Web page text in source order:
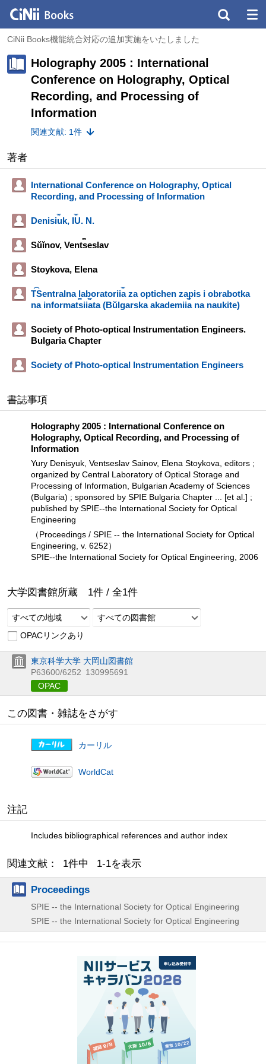
CiNii Books機能統合対応の追加実施をいたしました
Holography 2005 : International
Conference on Holography, Optical
Recording, and Processing of
Information
関連文献: 1件
著者
International Conference on Holography, Optical
Recording, and Processing of Information
Denisi︠u︡k, I︠U︡. N.
Sŭĭnov, Vent︠s︡eslav
Stoykova, Elena
T︠S︡entralna laboratorii︠a︡ za optichen zapis i obrabotka
na informat︠s︡ii︠a︡ta (Bŭlgarska akademii︠a︡ na naukite)
Society of Photo-optical Instrumentation Engineers.
Bulgaria Chapter
Society of Photo-optical Instrumentation Engineers
書誌事項
Holography 2005 : International Conference on
Holography, Optical Recording, and Processing of
Information
Yury Denisyuk, Ventseslav Sainov, Elena Stoykova, editors ;
organized by Central Laboratory of Optical Storage and
Processing of Information, Bulgarian Academy of Sciences
(Bulgaria) ; sponsored by SPIE Bulgaria Chapter ... [et al.] ;
published by SPIE--the International Society for Optical
Engineering
（Proceedings / SPIE -- the International Society for Optical
Engineering, v. 6252）
SPIE--the International Society for Optical Engineering, 2006
大学図書館所蔵 1件 / 全1件
すべての地域
すべての図書館
OPACリンクあり
東京科学大学 大岡山図書館
P63600/6252 130995691
OPAC
この図書・雑誌をさがす
カーリル
WorldCat
注記
Includes bibliographical references and author index
関連文献： 1件中 1-1を表示
Proceedings
SPIE -- the International Society for Optical Engineering
SPIE -- the International Society for Optical Engineering